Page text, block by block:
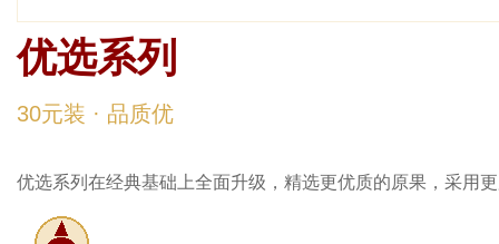
优选系列
30元装 · 品质优
优选系列在经典基础上全面升级，精选更优质的原果，采用